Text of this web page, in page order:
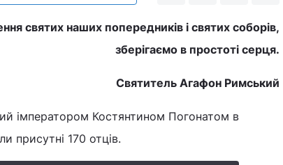
святих наших попередників і святих соборів,
зберігаємо в простоті серця.
Святитель Агафон Римський
імператором Костянтином Погонатом в
присутні 170 отців.